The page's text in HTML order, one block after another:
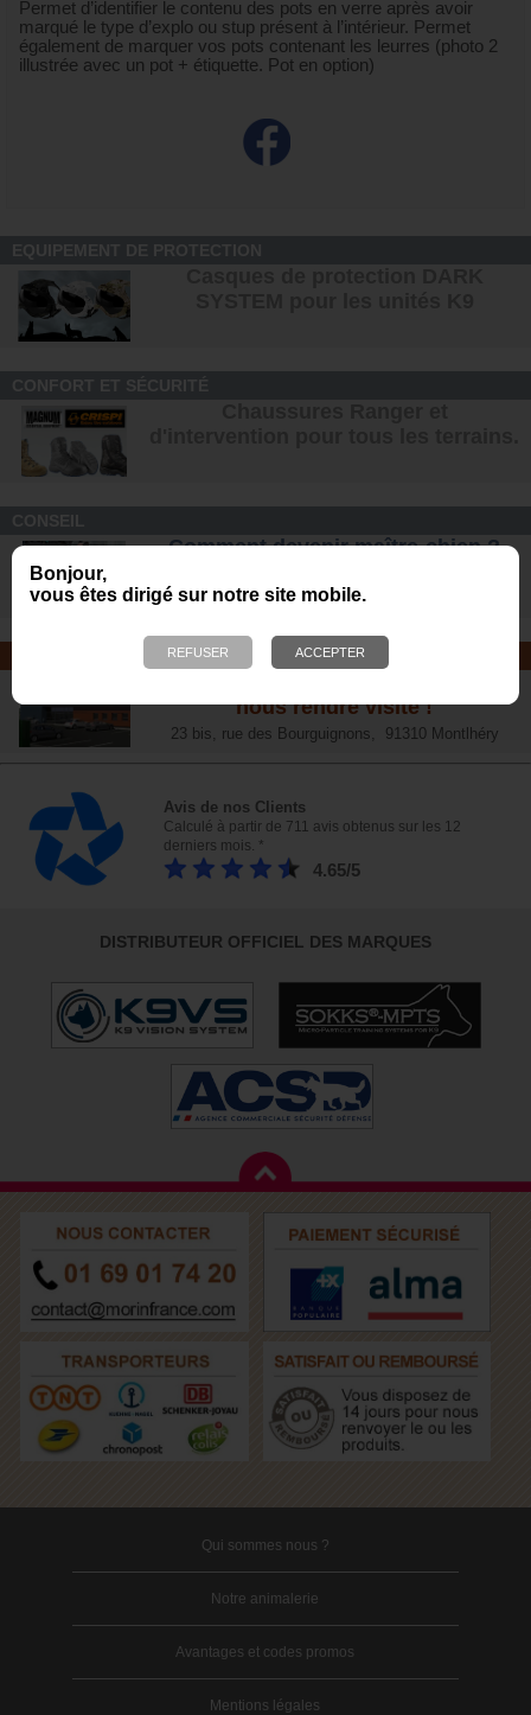
Bonjour,
vous êtes dirigé sur notre site mobile.
Permet d’identifier le contenu des pots en verre après avoir
marqué le type d’explo ou stup présent à l’intérieur. Permet
également de marquer vos pots contenant les leurres (photo 2
illustrée avec un pot + étiquette. Pot en option)
Comment devenir maître-chien ?
nous rendre visite !
23 bis, rue des Bourguignons, 91310 Montlhéry
Avis de nos Clients
Calculé à partir de 711 avis obtenus sur les 12
derniers mois. *
4.65/5
DISTRIBUTEUR OFFICIEL DES MARQUES
Qui sommes nous ?
Notre animalerie
Avantages et codes promos
Mentions légales